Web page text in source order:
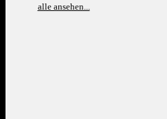
alle ansehen...